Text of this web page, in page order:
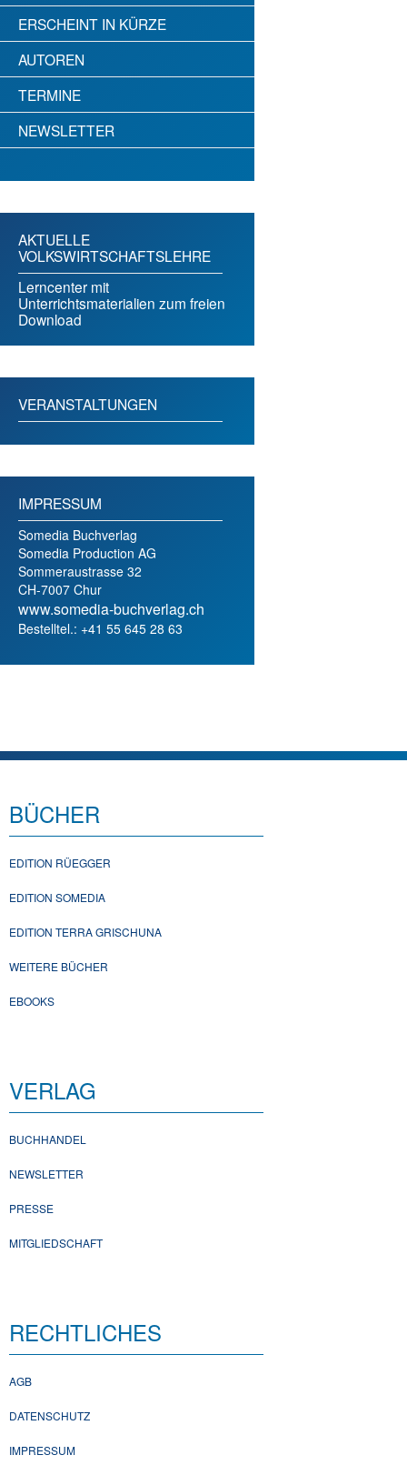
ERSCHEINT IN KÜRZE
AUTOREN
TERMINE
NEWSLETTER
AKTUELLE
VOLKSWIRTSCHAFTSLEHRE
Lerncenter mit
Unterrichtsmaterialien zum freien
Download
VERANSTALTUNGEN
IMPRESSUM
Somedia Buchverlag
Somedia Production AG
Sommeraustrasse 32
CH-7007 Chur
www.somedia-buchverlag.ch
Bestelltel.: +41 55 645 28 63
BÜCHER
EDITION RÜEGGER
EDITION SOMEDIA
EDITION TERRA GRISCHUNA
WEITERE BÜCHER
EBOOKS
VERLAG
BUCHHANDEL
NEWSLETTER
PRESSE
MITGLIEDSCHAFT
RECHTLICHES
AGB
DATENSCHUTZ
IMPRESSUM